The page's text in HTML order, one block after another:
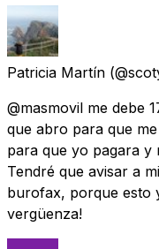
Patricia Martín
@masmovil me debe
que abro para que
para que yo pagara y
Tendré que avisar a
burofax, porque esto
vergüenza!